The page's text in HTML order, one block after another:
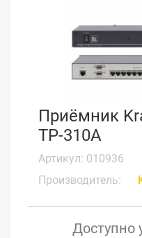
Приёмник
TP-310A
Артикул: 010936
Производитель:
Доступно